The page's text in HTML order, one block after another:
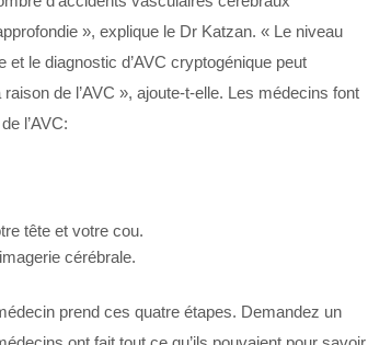
», explique le Dr Katzan. « Le niveau
et le diagnostic d’AVC cryptogénique peut
de l’AVC », ajoute-t-elle. Les médecins font
l’AVC:
tête et votre cou.
cérébrale.
prend ces quatre étapes. Demandez un